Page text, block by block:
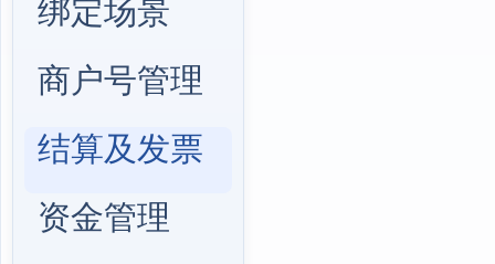
绑定场景
商户号管理
结算及发票
资金管理